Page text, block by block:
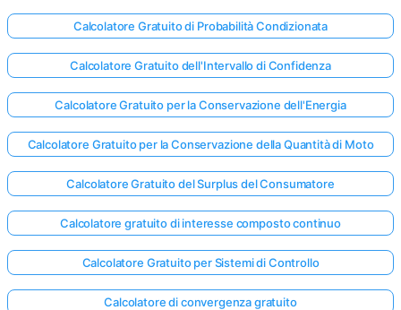
Calcolatore Gratuito di Probabilità Condizionata
Calcolatore Gratuito dell'Intervallo di Confidenza
Calcolatore Gratuito per la Conservazione dell'Energia
Calcolatore Gratuito per la Conservazione della Quantità di Moto
Calcolatore Gratuito del Surplus del Consumatore
Calcolatore gratuito di interesse composto continuo
Calcolatore Gratuito per Sistemi di Controllo
Calcolatore di convergenza gratuito